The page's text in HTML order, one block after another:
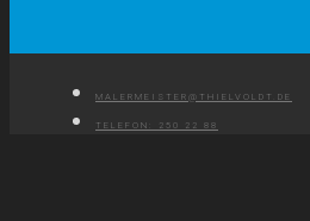
MALERMEISTER@THIELVOLDT.DE
TELEFON: 250 22 88